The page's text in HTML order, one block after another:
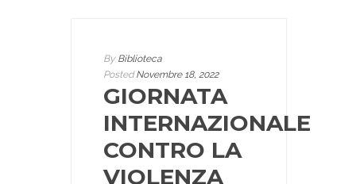
ByBiblioteca
PostedNovembre 18, 2022
GIORNATA
INTERNAZIONALE
CONTRO LA
VIOLENZA